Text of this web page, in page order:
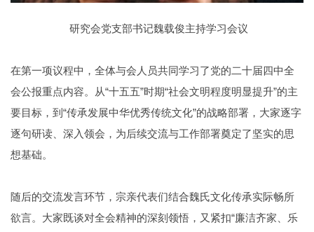
研究会党支部书记魏载俊主持学习会议
在第一项议程中，全体与会人员共同学习了党的二十届四中全
会公报重点内容。从“十五五”时期“社会文明程度明显提升”的主
要目标，到“传承发展中华优秀传统文化”的战略部署，大家逐字
逐句研读、深入领会，为后续交流与工作部署奠定了坚实的思
想基础。
随后的交流发言环节，宗亲代表们结合魏氏文化传承实际畅所
欲言。大家既谈对全会精神的深刻领悟，又紧扣“廉洁齐家、乐